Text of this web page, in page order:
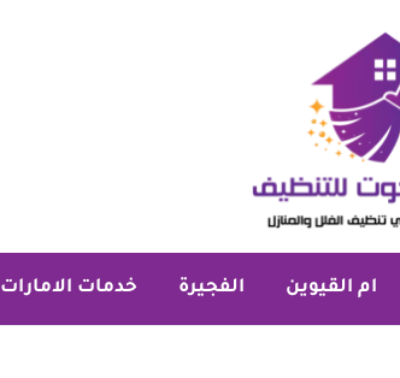
ام القيوين الفجيرة خدمات الامارات